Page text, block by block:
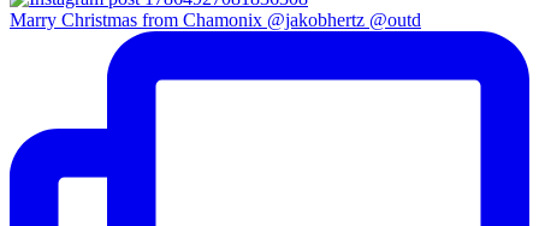
Marry Christmas from Chamonix @jakobhertz @outd